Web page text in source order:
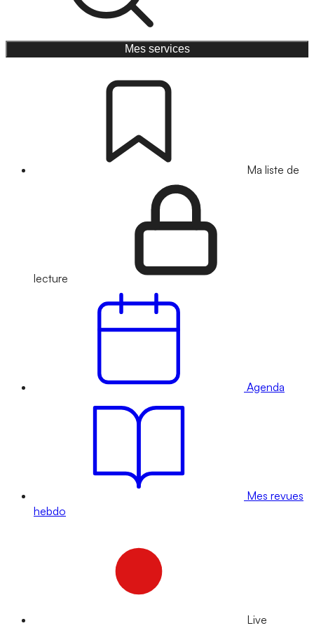
Mes services
Ma liste de
lecture
Agenda
Mes revues
hebdo
Live